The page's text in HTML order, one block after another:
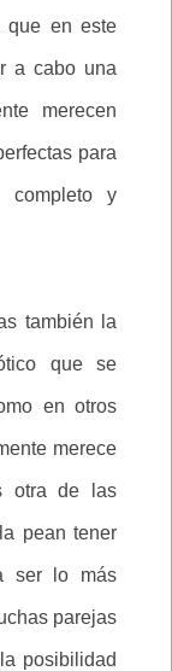
que en este
a cabo una
merecen
para
y
también la
que se
en otros
merece
otra de las
pean tener
ser lo más
parejas
posibilidad